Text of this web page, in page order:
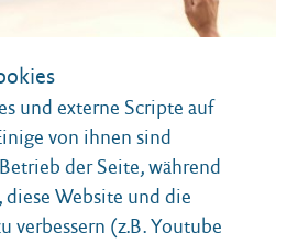
und externe Scripte auf
von ihnen sind
der Seite, während
diese Website und die
verbessern (z.B. Youtube